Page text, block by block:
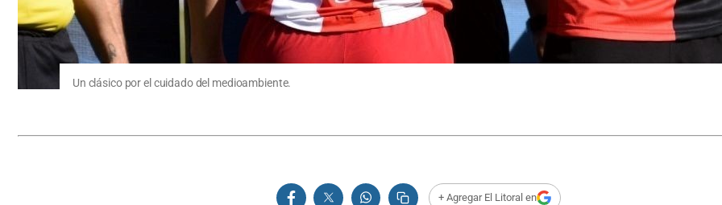
Un clásico por el cuidado del medioambiente.
+ Agregar El Litoral en